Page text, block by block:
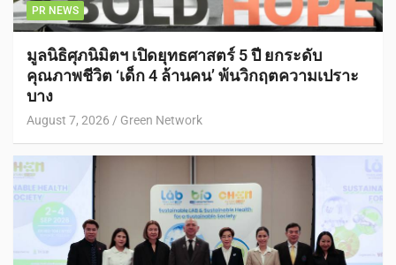
PR NEWS
มูลนิธิศุภนิมิตฯ เปิดยุทธศาสตร์ 5 ปี ยกระดับ
คุณภาพชีวิต ‘เด็ก 4 ล้านคน’ พ้นวิกฤตความเปราะ
บาง
August 7, 2026 Green Network